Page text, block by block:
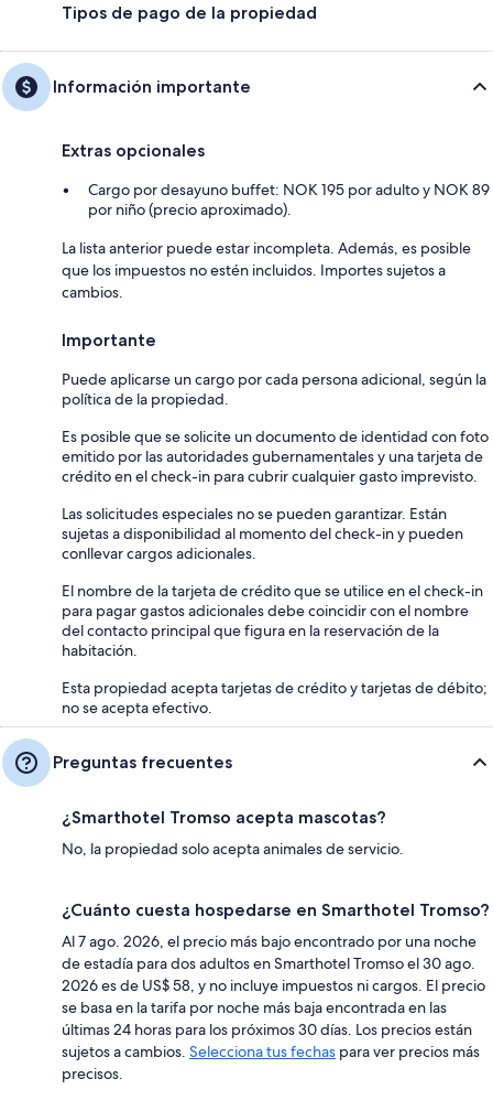
Tipos de pago de la propiedad
Información importante
Extras opcionales
Cargo por desayuno buffet: NOK 195 por adulto y NOK 89
por niño (precio aproximado).
La lista anterior puede estar incompleta. Además, es posible
que los impuestos no estén incluidos. Importes sujetos a
cambios.
Importante
Puede aplicarse un cargo por cada persona adicional, según la
política de la propiedad.
Es posible que se solicite un documento de identidad con foto
emitido por las autoridades gubernamentales y una tarjeta de
crédito en el check-in para cubrir cualquier gasto imprevisto.
Las solicitudes especiales no se pueden garantizar. Están
sujetas a disponibilidad al momento del check-in y pueden
conllevar cargos adicionales.
El nombre de la tarjeta de crédito que se utilice en el check-in
para pagar gastos adicionales debe coincidir con el nombre
del contacto principal que figura en la reservación de la
habitación.
Esta propiedad acepta tarjetas de crédito y tarjetas de débito;
no se acepta efectivo.
Preguntas frecuentes
¿Smarthotel Tromso acepta mascotas?
No, la propiedad solo acepta animales de servicio.
¿Cuánto cuesta hospedarse en Smarthotel Tromso?
Al 7 ago. 2026, el precio más bajo encontrado por una noche
de estadía para dos adultos en Smarthotel Tromso el 30 ago.
2026 es de US$ 58, y no incluye impuestos ni cargos. El precio
se basa en la tarifa por noche más baja encontrada en las
últimas 24 horas para los próximos 30 días. Los precios están
sujetos a cambios. Selecciona tus fechas para ver precios más
precisos.